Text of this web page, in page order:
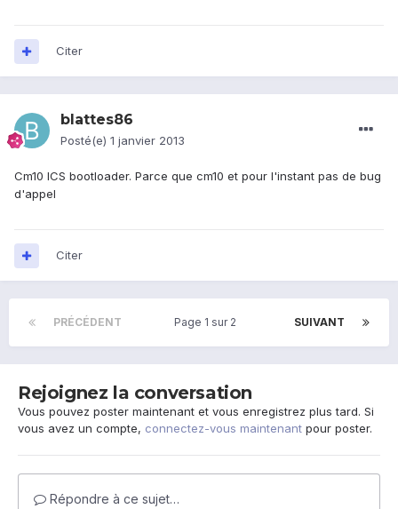
Citer
blattes86
Posté(e) 1 janvier 2013
Cm10 ICS bootloader. Parce que cm10 et pour l'instant pas de bug
d'appel
Citer
PRÉCÉDENT SUIVANT
Page 1 sur 2
Rejoignez la conversation
Vous pouvez poster maintenant et vous enregistrez plus tard. Si
vous avez un compte, connectez-vous maintenant pour poster.
Répondre à ce sujet…